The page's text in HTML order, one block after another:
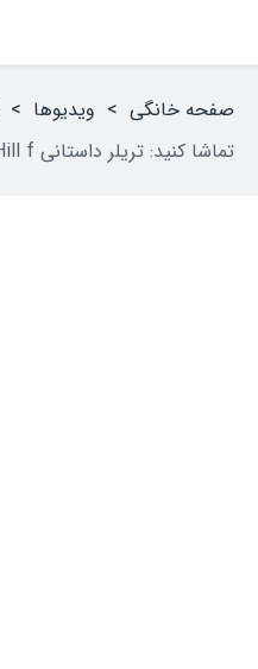
صفحه خانگی > ویدیوها >
تماشا کنید: تریلر داستانی Silent Hill f منتشر شد